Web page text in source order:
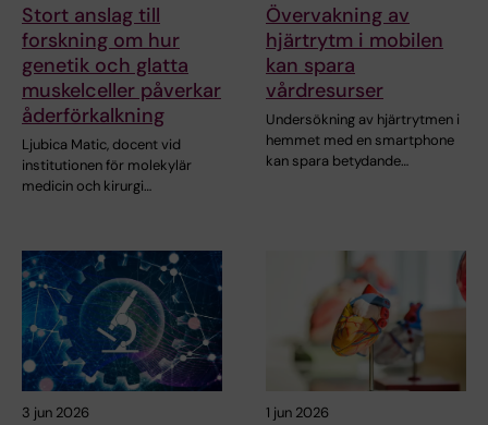
Stort anslag till
forskning om hur
genetik och glatta
muskelceller påverkar
åderförkalkning
Ljubica Matic, docent vid
institutionen för molekylär
medicin och kirurgi…
Övervakning av
hjärtrytm i mobilen
kan spara
vårdresurser
Undersökning av hjärtrytmen i
hemmet med en smartphone
kan spara betydande…
3 jun 2026 1 jun 2026